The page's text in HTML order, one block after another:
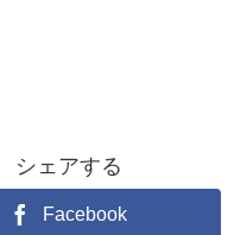
シェアする
Facebook